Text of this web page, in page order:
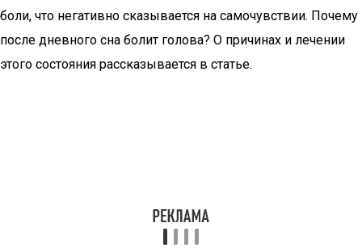
боли, что негативно сказывается на самочувствии. Почему
после дневного сна болит голова? О причинах и лечении
этого состояния рассказывается в статье.